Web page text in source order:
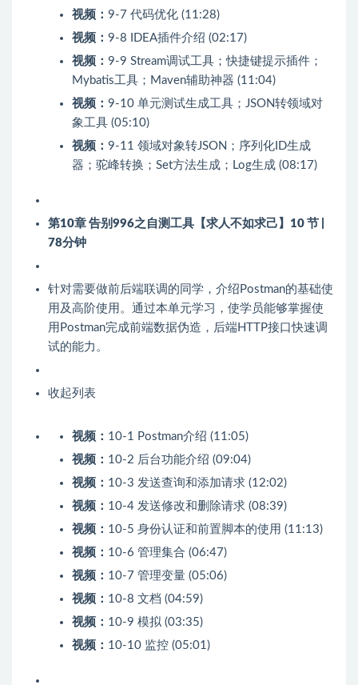
视频： 9-7 代码优化 (11:28)
视频： 9-8 IDEA插件介绍 (02:17)
视频： 9-9 Stream调试工具；快捷键提示插件；
Mybatis工具；Maven辅助神器 (11:04)
视频： 9-10 单元测试生成工具；JSON转领域对
象工具 (05:10)
视频： 9-11 领域对象转JSON；序列化ID生成
器；驼峰转换；Set方法生成；Log生成 (08:17)
第10章 告别996之自测工具【求人不如求己】 10 节 |
78分钟
针对需要做前后端联调的同学，介绍Postman的基础使
用及高阶使用。通过本单元学习，使学员能够掌握使
用Postman完成前端数据伪造，后端HTTP接口快速调
试的能力。
收起列表
视频： 10-1 Postman介绍 (11:05)
视频： 10-2 后台功能介绍 (09:04)
视频： 10-3 发送查询和添加请求 (12:02)
视频： 10-4 发送修改和删除请求 (08:39)
视频： 10-5 身份认证和前置脚本的使用 (11:13)
视频： 10-6 管理集合 (06:47)
视频： 10-7 管理变量 (05:06)
视频： 10-8 文档 (04:59)
视频： 10-9 模拟 (03:35)
视频： 10-10 监控 (05:01)